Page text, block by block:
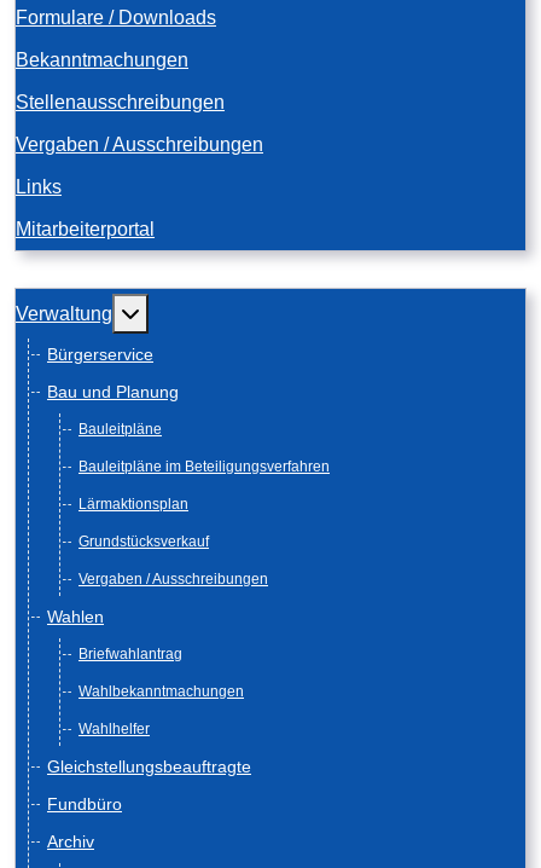
Formulare / Downloads
Bekanntmachungen
Stellenausschreibungen
Vergaben / Ausschreibungen
Links
Mitarbeiterportal
Verwaltung Weitere Informationen: Verwaltung
Bürgerservice
Bau und Planung
Bauleitpläne
Bauleitpläne im Beteiligungsverfahren
Lärmaktionsplan
Grundstücksverkauf
Vergaben / Ausschreibungen
Wahlen
Briefwahlantrag
Wahlbekanntmachungen
Wahlhelfer
Gleichstellungsbeauftragte
Fundbüro
Archiv